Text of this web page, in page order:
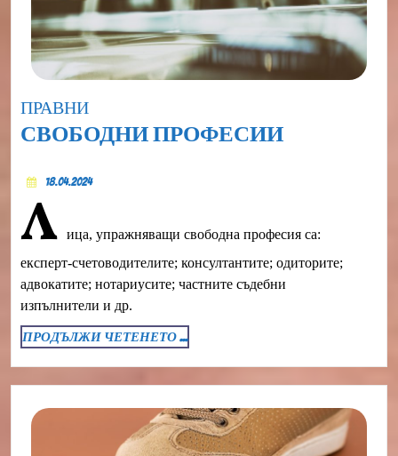
ПРАВНИCategory
СВОБОДНИ ПРОФЕСИИ
18.04.2024
Л ица, упражняващи свободна професия са:
експерт-счетоводителите; консултантите; одиторите;
адвокатите; нотариусите; частните съдебни
изпълнители и др.
ПРОДЪЛЖИ ЧЕТЕНЕТО ...ПРОДЪЛЖИ